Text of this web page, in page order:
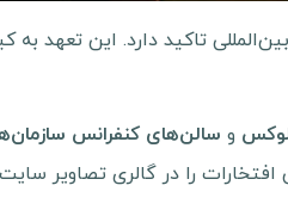
تاکید دارد. این تعهد
و سالن‌های کنفرانس
را در گالری تصاویر سایت